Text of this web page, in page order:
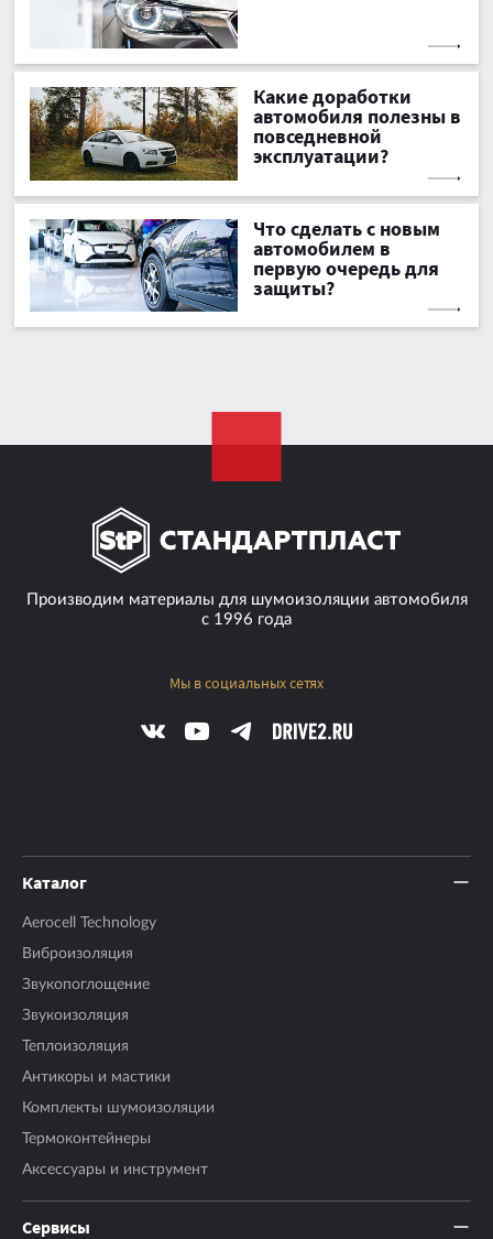
Какие доработки
автомобиля полезны в
повседневной
эксплуатации?
Что сделать с новым
автомобилем в
первую очередь для
защиты?
Каталог
Aerocell Technology
Виброизоляция
Звукопоглощение
Звукоизоляция
Теплоизоляция
Антикоры и мастики
Комплекты шумоизоляции
Термоконтейнеры
Аксесcуары и инструмент
Сервисы
Производим материалы для шумоизоляции автомобиля
с 1996 года
Мы в социальных сетях